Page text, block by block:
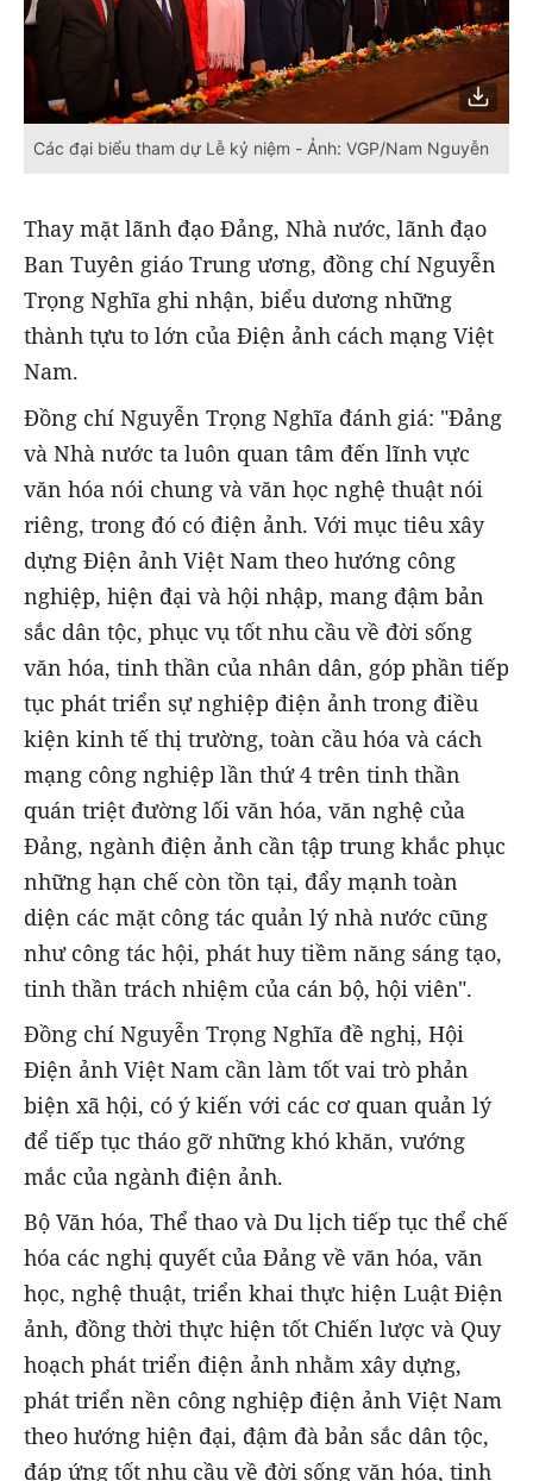
Các đại biểu tham dự Lễ kỷ niệm - Ảnh: VGP/Nam Nguyễn
Thay mặt lãnh đạo Đảng, Nhà nước, lãnh đạo
Ban Tuyên giáo Trung ương, đồng chí Nguyễn
Trọng Nghĩa ghi nhận, biểu dương những
thành tựu to lớn của Điện ảnh cách mạng Việt
Nam.
Đồng chí Nguyễn Trọng Nghĩa đánh giá: "Đảng
và Nhà nước ta luôn quan tâm đến lĩnh vực
văn hóa nói chung và văn học nghệ thuật nói
riêng, trong đó có điện ảnh. Với mục tiêu xây
dựng Điện ảnh Việt Nam theo hướng công
nghiệp, hiện đại và hội nhập, mang đậm bản
sắc dân tộc, phục vụ tốt nhu cầu về đời sống
văn hóa, tinh thần của nhân dân, góp phần tiếp
tục phát triển sự nghiệp điện ảnh trong điều
kiện kinh tế thị trường, toàn cầu hóa và cách
mạng công nghiệp lần thứ 4 trên tinh thần
quán triệt đường lối văn hóa, văn nghệ của
Đảng, ngành điện ảnh cần tập trung khắc phục
những hạn chế còn tồn tại, đẩy mạnh toàn
diện các mặt công tác quản lý nhà nước cũng
như công tác hội, phát huy tiềm năng sáng tạo,
tinh thần trách nhiệm của cán bộ, hội viên".
Đồng chí Nguyễn Trọng Nghĩa đề nghị, Hội
Điện ảnh Việt Nam cần làm tốt vai trò phản
biện xã hội, có ý kiến với các cơ quan quản lý
để tiếp tục tháo gỡ những khó khăn, vướng
mắc của ngành điện ảnh.
Bộ Văn hóa, Thể thao và Du lịch tiếp tục thể chế
hóa các nghị quyết của Đảng về văn hóa, văn
học, nghệ thuật, triển khai thực hiện Luật Điện
ảnh, đồng thời thực hiện tốt Chiến lược và Quy
hoạch phát triển điện ảnh nhằm xây dựng,
phát triển nền công nghiệp điện ảnh Việt Nam
theo hướng hiện đại, đậm đà bản sắc dân tộc,
đáp ứng tốt nhu cầu về đời sống văn hóa, tinh